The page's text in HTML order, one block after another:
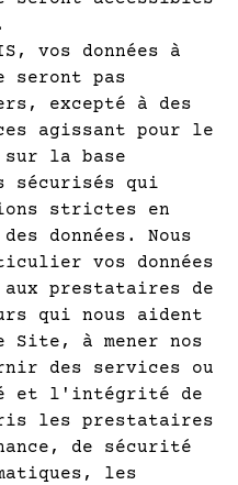
vos données à
seront pas
excepté à des
agissant pour le
sur la base
sécurisés qui
strictes en
données. Nous
vos données
prestataires de
qui nous aident
à mener nos
des services ou
et l'intégrité de
les prestataires
de sécurité
les